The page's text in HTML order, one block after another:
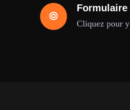
Cliquez pour